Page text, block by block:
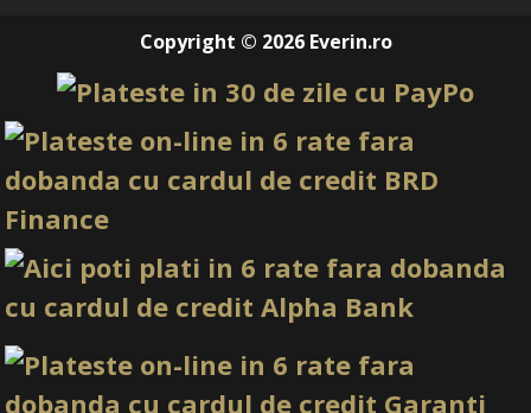
Rezistă până la următoarea întreținere dacă este sigilat
corect.
5. Poate fi aplicată pe toată unghia?
Da, poate fi aplicată integral sau parțial.
6. Se poate decupa ușor?
Da, folia este flexibilă și ușor de tăiat.
7. Este compatibilă cu acrylul?
Da, poate fi utilizată pe acryl.
8. Efectul Rose Purple se estompează?
Nu, dacă este protejat corespunzător cu top coat.
9. Este reutilizabilă?
Copyright © 2026 Everin.ro